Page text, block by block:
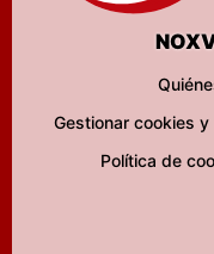
Gestionar cookies
Política de